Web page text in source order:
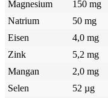
Magnesium 150 mg
Natrium
50 mg
Eisen
4,0 mg
Zink
5,2 mg
Mangan
2,0 mg
Selen
52 µg